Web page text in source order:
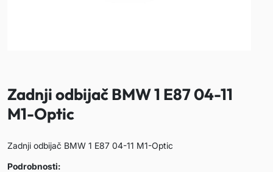
Zadnji odbijač BMW 1 E87 04-11
M1-Optic
Zadnji odbijač BMW 1 E87 04-11 M1-Optic
Podrobnosti: